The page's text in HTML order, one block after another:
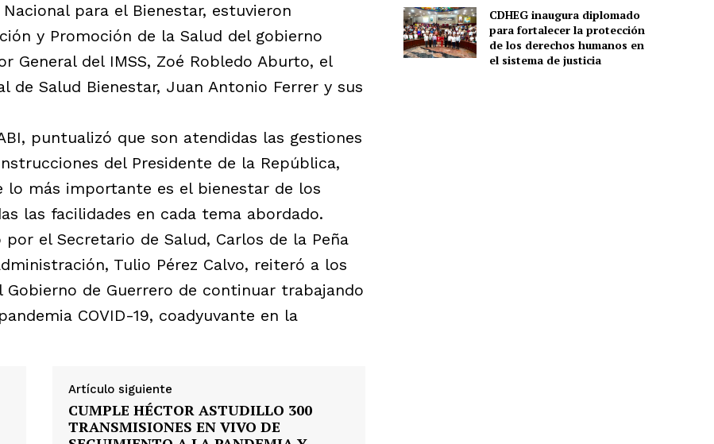
para el Bienestar, estuvieron
y Promoción de la Salud del gobierno
General del IMSS, Zoé Robledo Aburto, el
de Salud Bienestar, Juan Antonio Ferrer y sus
puntualizó que son atendidas las gestiones
del Presidente de la República,
lo más importante es el bienestar de los
las facilidades en cada tema abordado.
el Secretario de Salud, Carlos de la Peña
Tulio Pérez Calvo, reiteró a los
de Guerrero de continuar trabajando
COVID-19, coadyuvante en la
Artículo siguiente
CUMPLE HÉCTOR ASTUDILLO 300
TRANSMISIONES EN VIVO DE
CDHEG inaugura diplomado
para fortalecer la protección
de los derechos humanos en
el sistema de justicia